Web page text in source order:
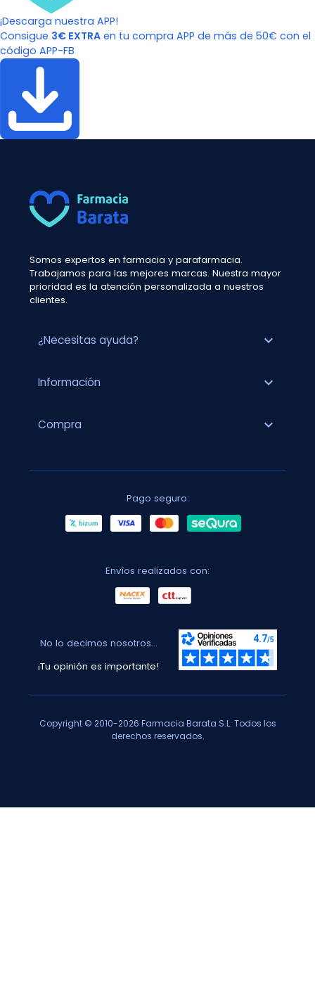
¡Descarga nuestra APP!
Consigue 3€ EXTRA en tu compra APP de más de 50€ con el
código APP-FB
Somos expertos en farmacia y parafarmacia.
Trabajamos para las mejores marcas. Nuestra mayor
prioridad es la atención personalizada a nuestros
clientes.
¿Necesitas ayuda? expand_more
Información expand_more
Compra expand_more
Pago seguro:
Envíos realizados con:
No lo decimos nosotros...
¡Tu opinión es importante!
Copyright © 2010-2026 Farmacia Barata S.L. Todos los
derechos reservados.